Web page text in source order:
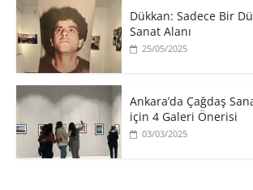
​Dükkan: Sadece Bir
Sanat Alanı
25/05/2025
Ankara’da Çağdaş
için 4 Galeri Önerisi
03/03/2025